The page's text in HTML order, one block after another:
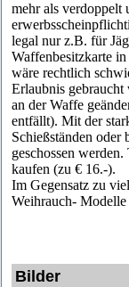
mehr als verdoppelt
legal nur z.B. für
Waffenbesitzkarte
wäre rechtlich
Erlaubnis
an der Waffe
entfällt). Mit der
Schießständen oder
geschossen
kaufen (zu € 16.-).
Im Gegensatz zu
Weihrauch- Modelle
Bilder